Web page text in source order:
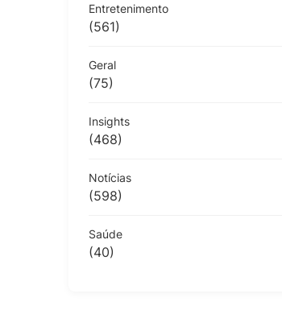
Entretenimento
(561)
Geral
(75)
Insights
(468)
Notícias
(598)
Saúde
(40)